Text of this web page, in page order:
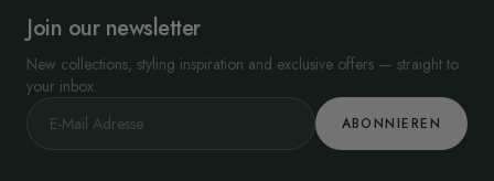
Join our newsletter
New collections, styling inspiration and exclusive offers — straight to
your inbox.
ABONNIEREN